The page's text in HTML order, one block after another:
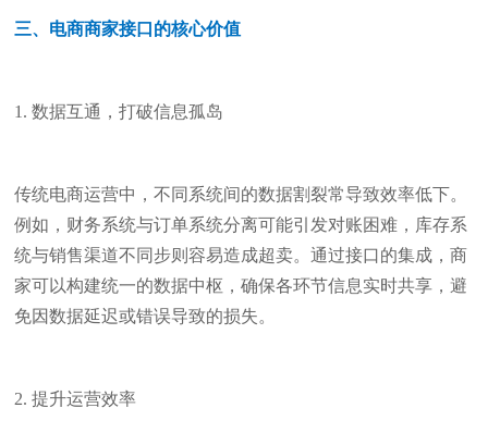
三、电商商家接口的核心价值
1. 数据互通，打破信息孤岛
传统电商运营中，不同系统间的数据割裂常导致效率低下。
例如，财务系统与订单系统分离可能引发对账困难，库存系
统与销售渠道不同步则容易造成超卖。通过接口的集成，商
家可以构建统一的数据中枢，确保各环节信息实时共享，避
免因数据延迟或错误导致的损失。
2. 提升运营效率